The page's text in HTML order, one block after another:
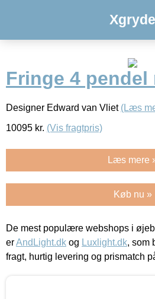
Xgryde
Fringe 4 pendel
Designer Edward van Vliet (Læs
10095 kr. (Vis fragtpris)
Læs mere
Køb nu »
De mest populære webshops i
erAndLight.dk og Luxlight.dk, som
fragt, hurtig levering og prismatch